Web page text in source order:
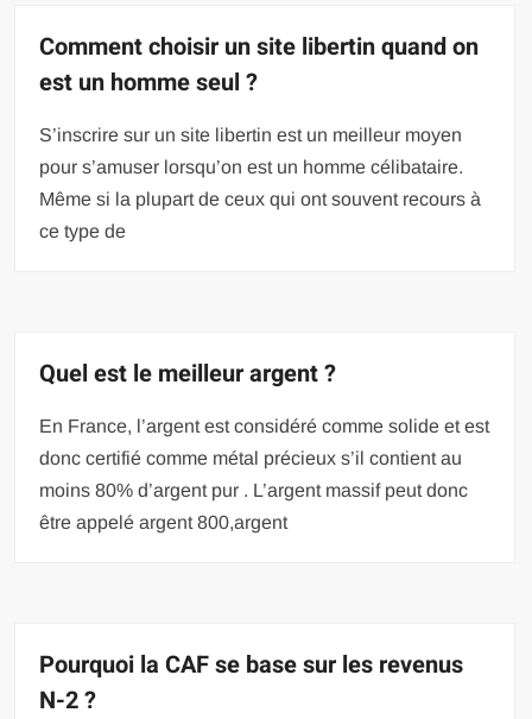
Comment choisir un site libertin quand on
est un homme seul ?
S’inscrire sur un site libertin est un meilleur moyen
pour s’amuser lorsqu’on est un homme célibataire.
Même si la plupart de ceux qui ont souvent recours à
ce type de
Quel est le meilleur argent ?
En France, l’argent est considéré comme solide et est
donc certifié comme métal précieux s’il contient au
moins 80% d’argent pur . L’argent massif peut donc
être appelé argent 800,argent
Pourquoi la CAF se base sur les revenus
N-2 ?